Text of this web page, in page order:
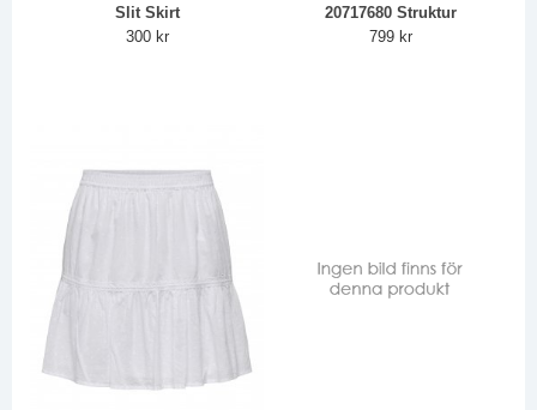
Slit Skirt
300 kr
20717680 Struktur
799 kr